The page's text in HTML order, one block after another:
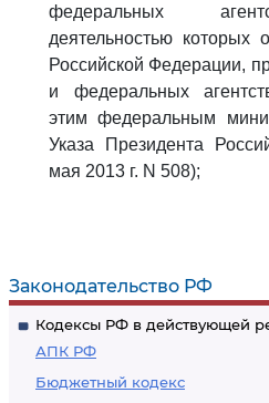
Законодательство РФ
Кодексы РФ в действующей
АПК РФ
Бюджетный кодекс
федеральных
деятельностью которых
Российской Федерации,
и федеральных
этим федеральным
Указа Президента
мая 2013 г. N 508);